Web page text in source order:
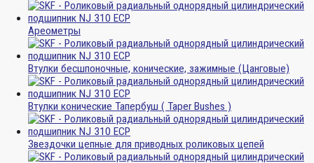
Ареометры
Втулки бесшпоночные, конические, зажимные (Цанговые)
Втулки конические Тапербуш ( Taper Bushes )
Звездочки цепные для приводных роликовых цепей